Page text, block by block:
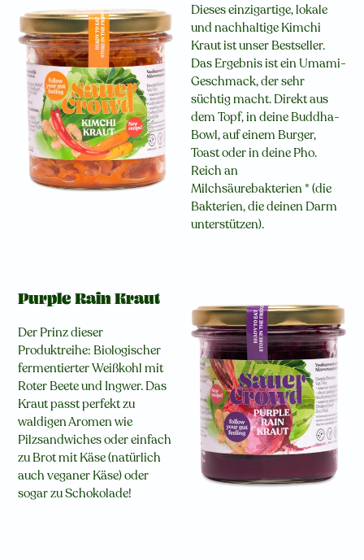
Dieses einzigartige, lokale
und nachhaltige Kimchi
Kraut ist unser Bestseller.
Das Ergebnis ist ein Umami-
Geschmack, der sehr
süchtig macht. Direkt aus
dem Topf, in deine Buddha-
Bowl, auf einem Burger,
Toast oder in deine Pho.
Reich an
Milchsäurebakterien * (die
Bakterien, die deinen Darm
unterstützen).
Purple Rain Kraut
Der Prinz dieser
Produktreihe: Biologischer
fermentierter Weißkohl mit
Roter Beete und Ingwer. Das
Kraut passt perfekt zu
waldigen Aromen wie
Pilzsandwiches oder einfach
zu Brot mit Käse (natürlich
auch veganer Käse) oder
sogar zu Schokolade!